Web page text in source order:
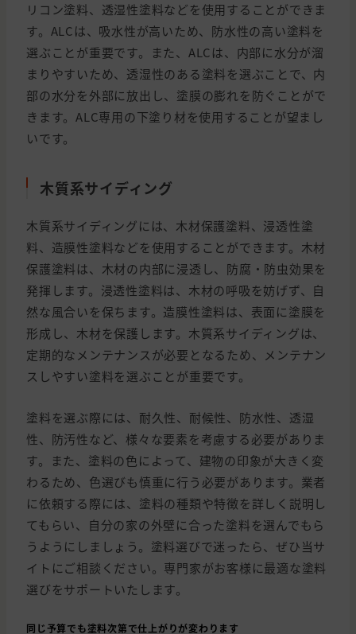
リコン塗料、透湿性塗料などを使用することができま
す。ALCは、吸水性が高いため、防水性の高い塗料を
選ぶことが重要です。また、ALCは、内部に水分が溜
まりやすいため、透湿性のある塗料を選ぶことで、内
部の水分を外部に放出し、塗膜の膨れを防ぐことがで
きます。ALC専用の下塗り材を使用することが望まし
いです。
木質系サイディング
木質系サイディングには、木材保護塗料、浸透性塗
料、造膜性塗料などを使用することができます。木材
保護塗料は、木材の内部に浸透し、防腐・防虫効果を
発揮します。浸透性塗料は、木材の呼吸を妨げず、自
然な風合いを保ちます。造膜性塗料は、表面に塗膜を
形成し、木材を保護します。木質系サイディングは、
定期的なメンテナンスが必要となるため、メンテナン
スしやすい塗料を選ぶことが重要です。
塗料を選ぶ際には、耐久性、耐候性、防水性、透湿
性、防汚性など、様々な要素を考慮する必要がありま
す。また、塗料の色によって、建物の印象が大きく変
わるため、色選びも慎重に行う必要があります。業者
に依頼する際には、塗料の種類や特徴を詳しく説明し
てもらい、自分の家の外壁に合った塗料を選んでもら
うようにしましょう。塗料選びで迷ったら、ぜひ当サ
イトにご相談ください。専門家がお客様に最適な塗料
選びをサポートいたします。
同じ予算でも塗料次第で仕上がりが変わります